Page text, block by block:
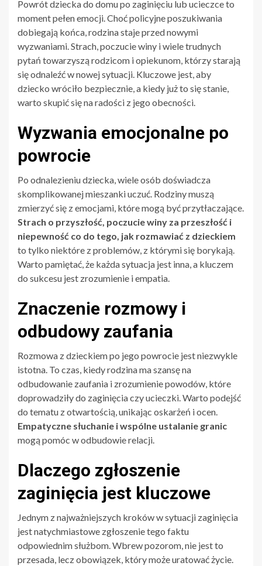
Powrót dziecka do domu po zaginięciu lub ucieczce to
moment pełen emocji. Choć policyjne poszukiwania
dobiegają końca, rodzina staje przed nowymi
wyzwaniami. Strach, poczucie winy i wiele trudnych
pytań towarzyszą rodzicom i opiekunom, którzy starają
się odnaleźć w nowej sytuacji. Kluczowe jest, aby
dziecko wróciło bezpiecznie, a kiedy już to się stanie,
warto skupić się na radości z jego obecności.
Wyzwania emocjonalne po
powrocie
Po odnalezieniu dziecka, wiele osób doświadcza
skomplikowanej mieszanki uczuć. Rodziny muszą
zmierzyć się z emocjami, które mogą być przytłaczające.
Strach o przyszłość, poczucie winy za przeszłość i
niepewność co do tego, jak rozmawiać z dzieckiem
to tylko niektóre z problemów, z którymi się borykają.
Warto pamiętać, że każda sytuacja jest inna, a kluczem
do sukcesu jest zrozumienie i empatia.
Znaczenie rozmowy i
odbudowy zaufania
Rozmowa z dzieckiem po jego powrocie jest niezwykle
istotna. To czas, kiedy rodzina ma szansę na
odbudowanie zaufania i zrozumienie powodów, które
doprowadziły do zaginięcia czy ucieczki. Warto podejść
do tematu z otwartością, unikając oskarżeń i ocen.
Empatyczne słuchanie i wspólne ustalanie granic
mogą pomóc w odbudowie relacji.
Dlaczego zgłoszenie
zaginięcia jest kluczowe
Jednym z najważniejszych kroków w sytuacji zaginięcia
jest natychmiastowe zgłoszenie tego faktu
odpowiednim służbom. Wbrew pozorom, nie jest to
przesada, lecz obowiązek, który może uratować życie.